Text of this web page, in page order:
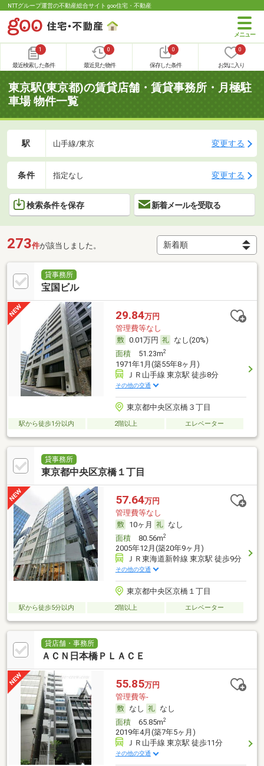
NTTグループ運営の不動産総合サイト goo住宅・不動産
1
最近検索した条件
0
最近見た物件
0
保存した条件
0
お気に入り
東京駅(東京都)の賃貸店舗・賃貸事務所・月極駐
車場 物件一覧
駅 山手線/東京 変更する
条件 指定なし 変更する
検索条件を保存 新着メールを受取る
273件が該当しました。
貸事務所
宝国ビル
29.84万円
管理費等なし
0.01万円
なし(20%)
面積51.23m2
1971年1月(築55年8ヶ月)
ＪＲ山手線 東京駅 徒歩8分
その他の交通
東京都中央区京橋３丁目
駅から徒歩1分以内 2階以上 エレベーター
貸事務所
東京都中央区京橋１丁目
57.64万円
管理費等なし
10ヶ月
なし
面積80.56m2
2005年12月(築20年9ヶ月)
ＪＲ東海道新幹線 東京駅 徒歩9分
その他の交通
東京都中央区京橋１丁目
駅から徒歩5分以内 2階以上 エレベーター
貸店舗・事務所
ＡＣＮ日本橋ＰＬＡＣＥ
55.85万円
管理費等-
なし
なし
面積65.85m2
2019年4月(築7年5ヶ月)
ＪＲ山手線 東京駅 徒歩11分
その他の交通